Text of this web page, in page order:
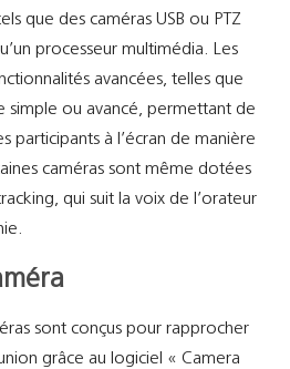
que des caméras USB ou PTZ
processeur multimédia. Les
avancées, telles que
simple ou avancé, permettant de
participants à l’écran de manière
caméras sont même dotées
qui suit la voix de l’orateur
sont conçus pour rapprocher
grâce au logiciel « Camera